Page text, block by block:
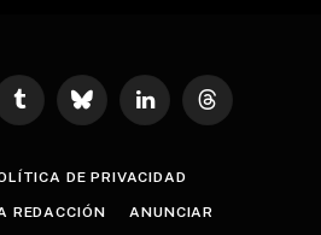
Tumblr Bluesky LinkedInThreads
DE PRIVACIDAD
REDACCIÓN ANUNCIAR